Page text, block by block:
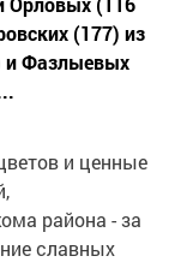
(177) из
и Фазлыевых
и ценные
района - за
славных